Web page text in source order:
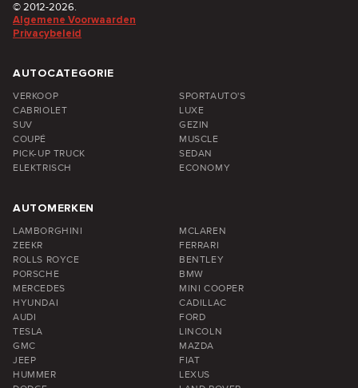
© 2012-2026.
Algemene Voorwaarden
Privacybeleid
AUTOCATEGORIE
VERKOOP
SPORTAUTO'S
CABRIOLET
LUXE
SUV
GEZIN
COUPÉ
MUSCLE
PICK-UP TRUCK
SEDAN
ELEKTRISCH
ECONOMY
AUTOMERKEN
LAMBORGHINI
MCLAREN
ZEEKR
FERRARI
ROLLS ROYCE
BENTLEY
PORSCHE
BMW
MERCEDES
MINI COOPER
HYUNDAI
CADILLAC
AUDI
FORD
TESLA
LINCOLN
GMC
MAZDA
JEEP
FIAT
HUMMER
LEXUS